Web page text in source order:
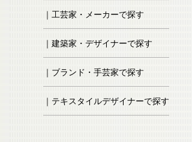
｜工芸家・メーカーで探す
｜建築家・デザイナーで探す
｜ブランド・手芸家で探す
｜テキスタイルデザイナーで探す